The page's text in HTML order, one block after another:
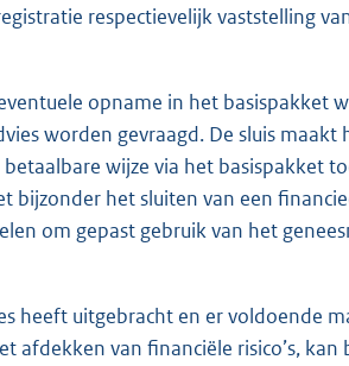
respectievelijk vaststelling
opname in het basispakket
worden gevraagd. De sluis
wijze via het basispakket
bijzonder het sluiten van een
om gepast gebruik van het
heeft uitgebracht en er voldoende
afdekken van financiële risico’s,